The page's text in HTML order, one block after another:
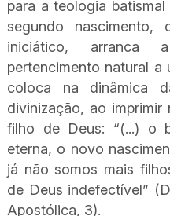
para a teologia
segundo nascimento,
iniciático, arranca
pertencimento natural a
coloca na dinâmica
divinização, ao
filho de Deus: “(...) o
eterna, o novo
já não somos mais
de Deus indefectível”
Apostólica, 3).